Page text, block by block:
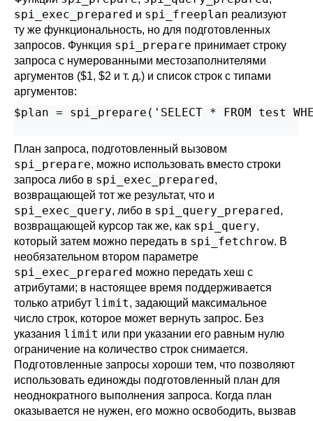
spi_exec_prepared и spi_freeplan реализуют
ту же функциональность, но для подготовленных
запросов. Функция spi_prepare принимает строку
запроса с нумерованными местозаполнителями
аргументов ($1, $2 и т. д.) и список строк с типами
аргументов:
$plan = spi_prepare('SELECT * FROM test
План запроса, подготовленный вызовом
spi_prepare, можно использовать вместо строки
запроса либо в spi_exec_prepared,
возвращающей тот же результат, что и
spi_exec_query, либо в spi_query_prepared,
возвращающей курсор так же, как spi_query,
который затем можно передать в spi_fetchrow. В
необязательном втором параметре
spi_exec_prepared можно передать хеш с
атрибутами; в настоящее время поддерживается
только атрибут limit, задающий максимальное
число строк, которое может вернуть запрос. Без
указания limit или при указании его равным нулю
ограничение на количество строк снимается.
Подготовленные запросы хороши тем, что позволяют
использовать единожды подготовленный план для
неоднократного выполнения запроса. Когда план
оказывается не нужен, его можно освободить, вызвав